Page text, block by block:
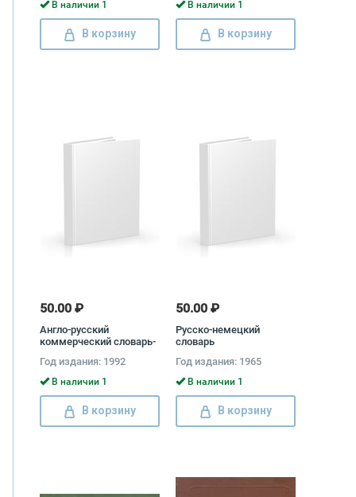
В наличии 1
В корзину
В наличии 1
В корзину
50.00 ₽
Англо-русский
коммерческий словарь-
Год издания: 1992
В наличии 1
В корзину
50.00 ₽
Русско-немецкий
словарь
Год издания: 1965
В наличии 1
В корзину